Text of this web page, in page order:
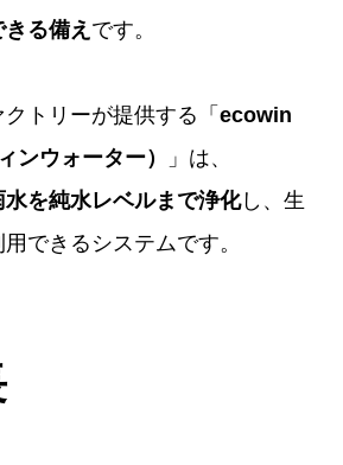
る備え です。
トリーが提供する「 ecowin
ンウォーター）
」は、
を純水レベルまで浄化し、生
できるシステムです。